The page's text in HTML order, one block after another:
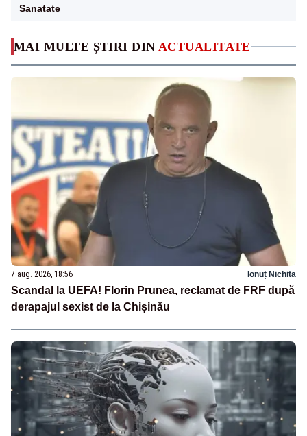
MAI MULTE ȘTIRI DIN ACTUALITATE
7 aug. 2026, 18:56 Ionuț Nichita
Scandal la UEFA! Florin Prunea, reclamat de FRF după
derapajul sexist de la Chișinău
Sanatate